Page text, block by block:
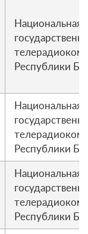
Национальная
Республики
Национальная
Республики
Национальная
Республики